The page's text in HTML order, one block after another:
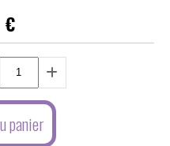
€
panier